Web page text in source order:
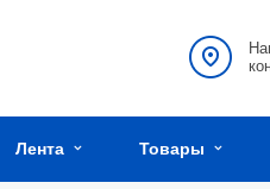
Лента Товары